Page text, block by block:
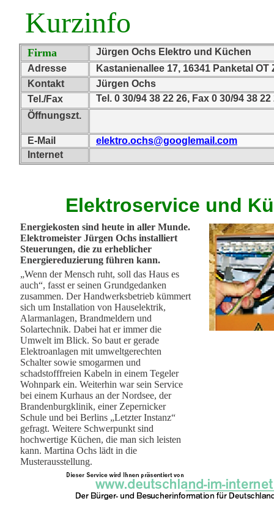
Kurzinfo
Firma
Jürgen Ochs Elektro und Küchen
Adresse
Kastanienallee 17, 16341 Panketal OT
Kontakt
Jürgen Ochs
Tel./Fax
Tel. 0 30/94 38 22 26, Fax 0 30/94 38 22
Öffnungszt.
E-Mail
elektro.ochs@googlemail.com
Internet
Elektroservice und
Energiekosten sind heute in aller Munde.
Elektromeister Jürgen Ochs installiert
Steuerungen, die zu erheblicher
Energiereduzierung führen kann.
„Wenn der Mensch ruht, soll das Haus es
auch“, fasst er seinen Grundgedanken
zusammen. Der Handwerksbetrieb kümmert
sich um Installation von Hauselektrik,
Alarmanlagen, Brandmeldern und
Solartechnik. Dabei hat er immer die
Umwelt im Blick. So baut er gerade
Elektroanlagen mit umweltgerechten
Schalter sowie smogarmen und
schadstofffreien Kabeln in einem Tegeler
Wohnpark ein. Weiterhin war sein Service
bei einem Kurhaus an der Nordsee, der
Brandenburgklinik, einer Zepernicker
Schule und bei Berlins „Letzter Instanz“
gefragt. Weitere Schwerpunkt sind
hochwertige Küchen, die man sich leisten
kann. Martina Ochs lädt in die
Musterausstellung.